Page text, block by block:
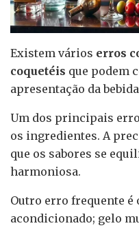
Existem vários erros
coquetéis que podem
apresentação da
Um dos principais
os ingredientes. A
que os sabores se
harmoniosa.
Outro erro frequente é
acondicionado; gelo